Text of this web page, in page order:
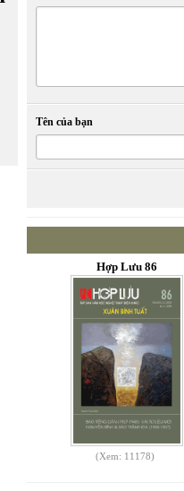
Tên của bạn
Hợp Lưu 86
(Xem: 11178)